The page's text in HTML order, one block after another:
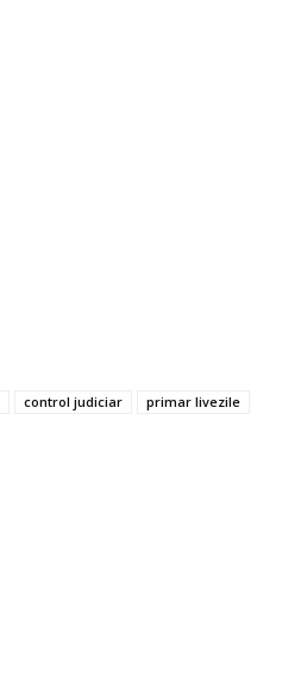
control judiciar
primar livezile